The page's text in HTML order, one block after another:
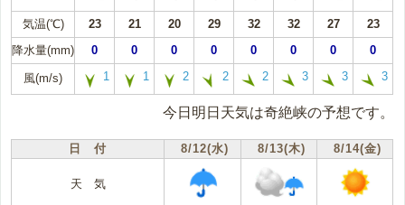
気温(℃) 23 21 20 29 32 32 27
23
降水量(mm)
0 0 0 0 0 0 0 0
風(m/s) 1 1 2 2 2 3 3 3
今日明日天気は奇絶峡の予想です。
日 付 8/12(水) 8/13(木) 8/14(金)
天 気